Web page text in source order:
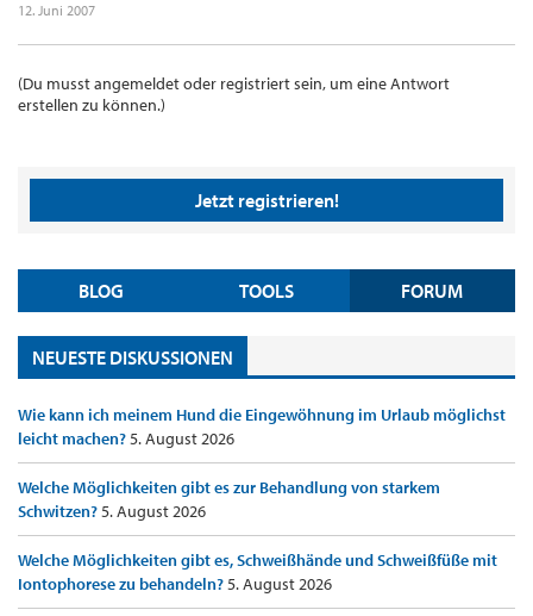
12. Juni 2007
(Du musst angemeldet oder registriert sein, um eine Antwort
erstellen zu können.)
Jetzt registrieren!
BLOG TOOLS FORUM
NEUESTE DISKUSSIONEN
Wie kann ich meinem Hund die Eingewöhnung im Urlaub möglichst
leicht machen?5. August 2026
Welche Möglichkeiten gibt es zur Behandlung von starkem
Schwitzen?5. August 2026
Welche Möglichkeiten gibt es, Schweißhände und Schweißfüße mit
Iontophorese zu behandeln?5. August 2026